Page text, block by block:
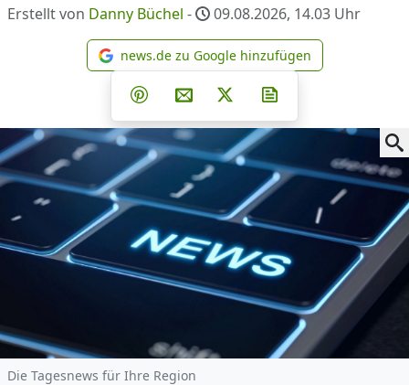
Erstellt von Danny Büchel - 09.08.2026, 14.03 Uhr
news.de zu Google
news.de zu Google hinzufügen
Teilen auf Facebook
Teilen auf Whatsapp
Teilen auf Telegram
Teilen auf Pinterest
Per E-Mail teilen
Post auf X
Die Tagesnews für Ihre Region